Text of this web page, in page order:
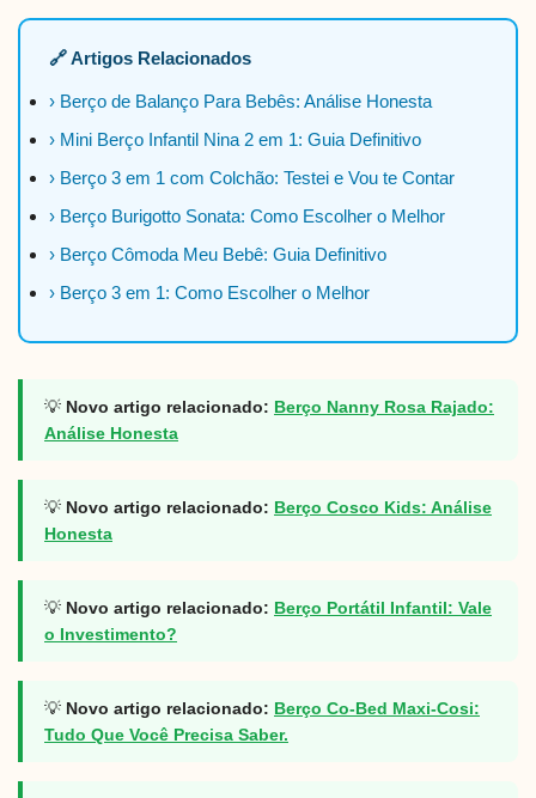
🔗 Artigos Relacionados
› Berço de Balanço Para Bebês: Análise Honesta
› Mini Berço Infantil Nina 2 em 1: Guia Definitivo
› Berço 3 em 1 com Colchão: Testei e Vou te Contar
› Berço Burigotto Sonata: Como Escolher o Melhor
› Berço Cômoda Meu Bebê: Guia Definitivo
› Berço 3 em 1: Como Escolher o Melhor
💡 Novo artigo relacionado: Berço Nanny Rosa Rajado:
Análise Honesta
💡 Novo artigo relacionado: Berço Cosco Kids: Análise
Honesta
💡 Novo artigo relacionado: Berço Portátil Infantil: Vale
o Investimento?
💡 Novo artigo relacionado: Berço Co-Bed Maxi-Cosi:
Tudo Que Você Precisa Saber.